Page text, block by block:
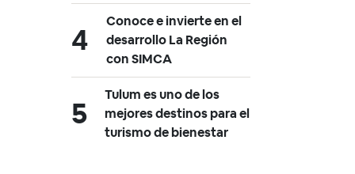
Conoce e invierte en el
desarrollo La Región
con SIMCA
Tulum es uno de los
mejores destinos para el
turismo de bienestar